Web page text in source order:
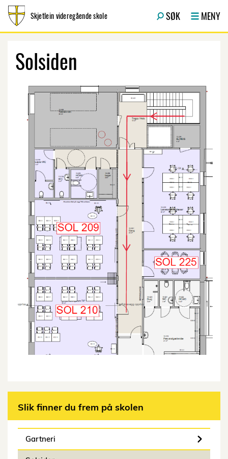
Skjetlein videregående skole SØK MENY
Solsiden
Slik finner du frem på skolen
Gartneri